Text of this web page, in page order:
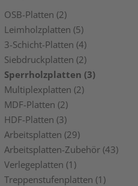
OSB-Platten (2)
Leimholzplatten (5)
3-Schicht-Platten (4)
Siebdruckplatten (2)
Sperrholzplatten (3)
Multiplexplatten (2)
MDF-Platten (2)
HDF-Platten (3)
Arbeitsplatten (29)
Arbeitsplatten-Zubehör (43)
Verlegeplatten (1)
Treppenstufenplatten (1)